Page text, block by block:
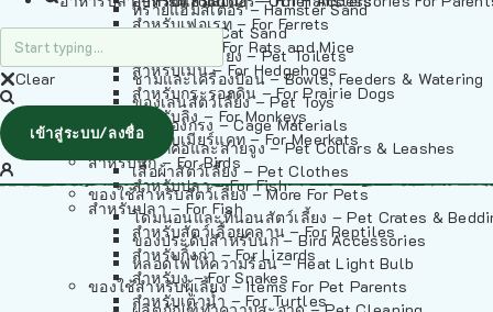
ทรายแฮมสเตอร์ – Hamster Sand
ทรายแมว – Cat Sand
ห้องน้ำสัตว์เลี้ยง – Pet Toilets
ชามและเครื่องป้อน – Bowls, Feeders & Watering
ของเล่นสัตว์เลี้ยง – Pet Toys
วัสดุรองกรง – Cage Materials
ปลอกคอและสายจูง – Pet Collars & Leashes
เสื้อผ้าสัตว์เลี้ยง – Pet Clothes
ของใช้สำหรับสัตว์เลี้ยง – More For Pets
โดมนอนและที่นอนสัตว์เลี้ยง – Pet Crates &
ของประดับสำหรับนก – Bird Accessories
หลอดไฟให้ความร้อน – Heat Light Bulb
ของใช้สำหรับผู้เลี้ยง – Items For Pet Parents
สำหรับเฟอเรท – For Ferrets
สำหรับหนู – For Rats and Mice
สำหรับเม่น – For Hedgehogs
สำหรับกระรอกดิน – For Prairie Dogs
สำหรับลิง – For Monkeys
สำหรับเมียร์แคท – For Meerkats
สำหรับนก – For Birds
สำหรับปลา – For Fish
สำหรับปลา – For Fish
สำหรับสัตว์เลื้อยคลาน – For Reptiles
สำหรับกิ้งก่า – For Lizards
สำหรับงู – For Snakes
สำหรับเต่าน้ำ – For Turtles
Clear
เข้าสู่ระบบ/ลงชื่อ